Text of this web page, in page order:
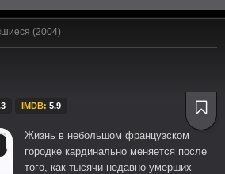
(2004)
IMDB: 5.9
Жизнь в небольшом французском
городке кардинально меняется после
того, как тысячи недавно умерших